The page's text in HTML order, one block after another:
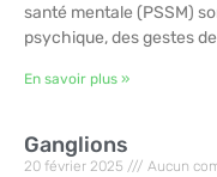
santé mentale (PSSM)
psychique, des gestes
En savoir plus »
Ganglions
20 février 2025 Aucun